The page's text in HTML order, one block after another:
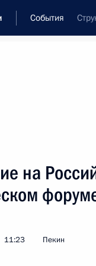
События
Собранию
вопросам
на
11:23 Пекин